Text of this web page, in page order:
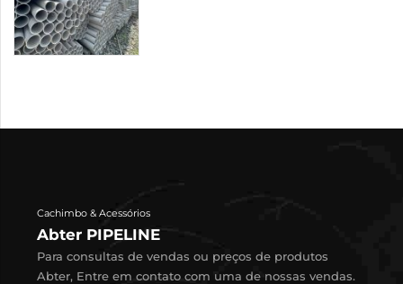
Cachimbo & Acessórios
Abter PIPELINE
Para consultas de vendas ou preços de produtos
Abter, Entre em contato com uma de nossas vendas.